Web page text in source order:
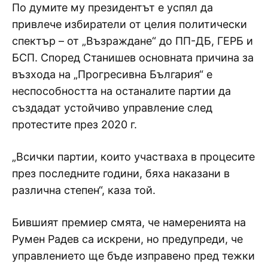
По думите му президентът е успял да
привлече избиратели от целия политически
спектър – от „Възраждане“ до ПП-ДБ, ГЕРБ и
БСП. Според Станишев основната причина за
възхода на „Прогресивна България“ е
неспособността на останалите партии да
създадат устойчиво управление след
протестите през 2020 г.
„Всички партии, които участваха в процесите
през последните години, бяха наказани в
различна степен“, каза той.
Бившият премиер смята, че намеренията на
Румен Радев са искрени, но предупреди, че
управлението ще бъде изправено пред тежки